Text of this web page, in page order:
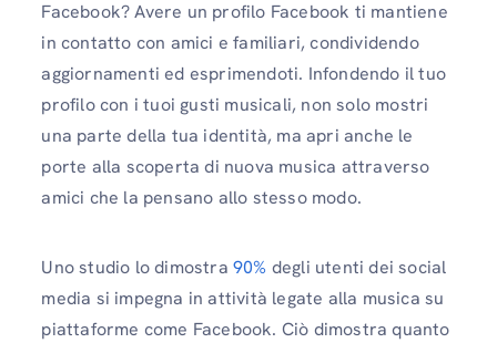
Facebook? Avere un profilo Facebook ti mantiene
in contatto con amici e familiari, condividendo
aggiornamenti ed esprimendoti. Infondendo il tuo
profilo con i tuoi gusti musicali, non solo mostri
una parte della tua identità, ma apri anche le
porte alla scoperta di nuova musica attraverso
amici che la pensano allo stesso modo.
Uno studio lo dimostra 90% degli utenti dei social
media si impegna in attività legate alla musica su
piattaforme come Facebook. Ciò dimostra quanto